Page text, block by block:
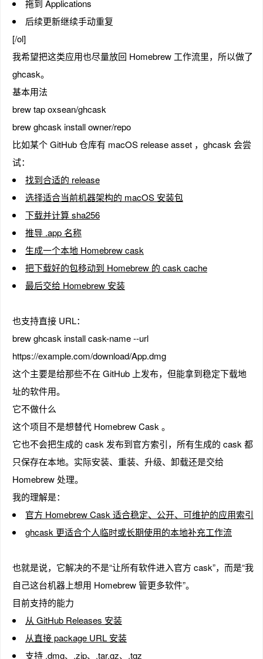
拖到 Applications
后续更新继续手动重复
[/ol]
我希望把这类应用也尽量放回 Homebrew 工作流里，所以做了
ghcask。
基本用法
brew tap oxsean/ghcask
brew ghcask install owner/repo
比如某个 GitHub 仓库有 macOS release asset ，ghcask 会尝
试：
找到合适的 release
选择适合当前机器架构的 macOS 安装包
下载并计算 sha256
推导 .app 名称
生成一个本地 Homebrew cask
把下载好的包移动到 Homebrew 的 cask cache
最后交给 Homebrew 安装
也支持直接 URL：
brew ghcask install cask-name --url
https://example.com/download/App.dmg
这个主要是给那些不在 GitHub 上发布，但能拿到稳定下载地
址的软件用。
它不做什么
这个项目不是想替代 Homebrew Cask 。
它也不会把生成的 cask 发布到官方索引，所有生成的 cask 都
只保存在本地。实际安装、重装、升级、卸载还是交给
Homebrew 处理。
我的理解是：
官方 Homebrew Cask 适合稳定、公开、可维护的应用索引
ghcask 更适合个人临时或长期使用的本地补充工作流
也就是说，它解决的不是“让所有软件进入官方 cask”，而是“我
自己这台机器上想用 Homebrew 管更多软件”。
目前支持的能力
从 GitHub Releases 安装
从直接 package URL 安装
支持 .dmg、.zip、.tar.gz、.tgz